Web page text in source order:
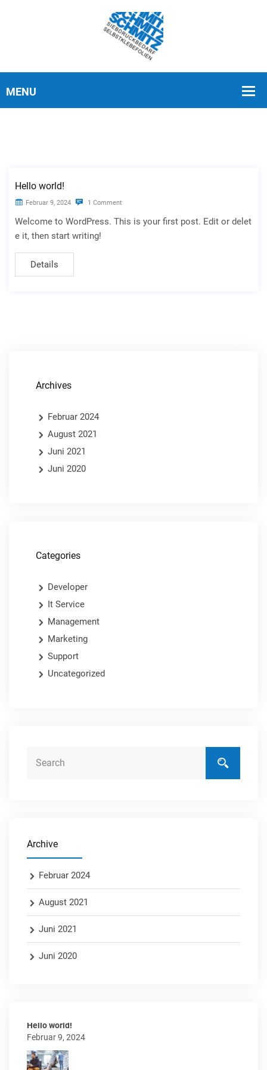
Hello world!
Februar 9, 2024 1 Comment
Welcome to WordPress. This is your first post. Edit or delet
e it, then start writing!
Details
Archives
Februar 2024
August 2021
Juni 2021
Juni 2020
Categories
Developer
It Service
Management
Marketing
Support
Uncategorized
Archive
Februar 2024
August 2021
Juni 2021
Juni 2020
Hello world!
Februar 9, 2024